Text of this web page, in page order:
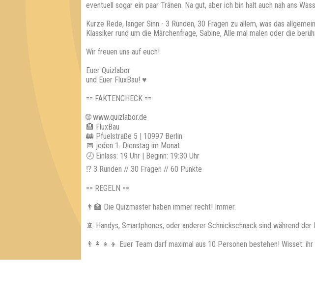
eventuell sogar ein paar Tränen. Na gut, aber ich bin halt auch nah ans
Kurze Rede, langer Sinn - 3 Runden, 30 Fragen zu allem, was das
Klassiker rund um die Märchenfrage, Sabine, Alle mal malen oder die
Wir freuen uns auf euch!
Euer Quizlabor
und Euer FluxBau! ♥
== FAKTENCHECK ==
🌐 www.quizlabor.de
🏨 FluxBau
🚋 Pfuelstraße 5 | 10997 Berlin
📅 jeden 1. Dienstag im Monat
🕗 Einlass: 19 Uhr | Beginn: 19:30 Uhr
⁉ 3 Runden // 30 Fragen // 60 Punkte
== REGELN ==
👨‍🏫 Die Quizmaster haben immer recht! Immer.
📵 Handys, Smartphones, oder anderer Schnickschnack sind während der
👨‍👩‍👧‍👦 Euer Team darf maximal aus 10 Personen bestehen! Wisset: